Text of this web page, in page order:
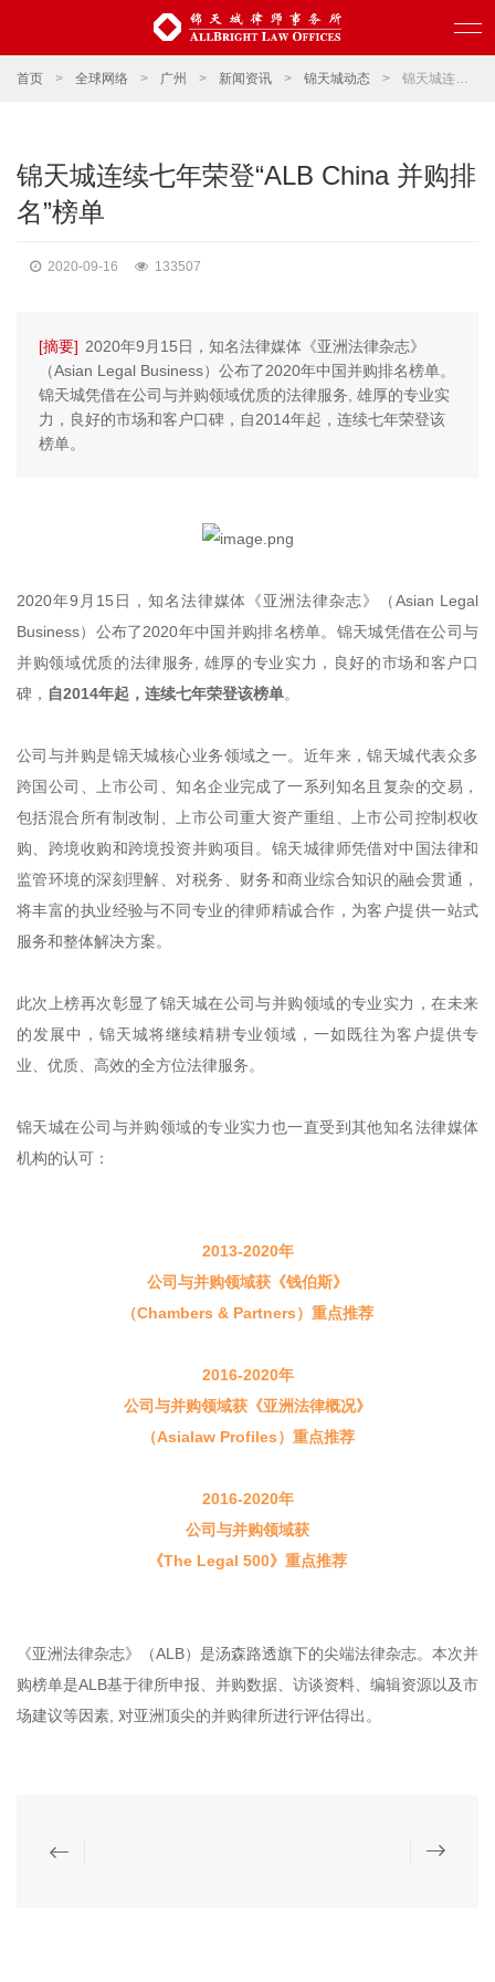
首页 > 全球网络 > 广州 > 新闻资讯 > 锦天城动态 > 锦天城连续七年荣登“ALB China 并购排名”榜单
锦天城连续七年荣登“ALB China 并购排
名”榜单
2020-09-16 133507
[摘要] 2020年9月15日，知名法律媒体《亚洲法律杂志》
（Asian Legal Business）公布了2020年中国并购排名榜单。
锦天城凭借在公司与并购领域优质的法律服务, 雄厚的专业实
力，良好的市场和客户口碑，自2014年起，连续七年荣登该
榜单。
2020年9月15日，知名法律媒体《亚洲法律杂志》（Asian Legal
Business）公布了2020年中国并购排名榜单。锦天城凭借在公司与
并购领域优质的法律服务, 雄厚的专业实力，良好的市场和客户口
碑， 自2014年起，连续七年荣登该榜单。
公司与并购是锦天城核心业务领域之一。近年来，锦天城代表众多
跨国公司、上市公司、知名企业完成了一系列知名且复杂的交易，
包括混合所有制改制、上市公司重大资产重组、上市公司控制权收
购、跨境收购和跨境投资并购项目。锦天城律师凭借对中国法律和
监管环境的深刻理解、对税务、财务和商业综合知识的融会贯通，
将丰富的执业经验与不同专业的律师精诚合作，为客户提供一站式
服务和整体解决方案。
此次上榜再次彰显了锦天城在公司与并购领域的专业实力，在未来
的发展中，锦天城将继续精耕专业领域，一如既往为客户提供专
业、优质、高效的全方位法律服务。
锦天城在公司与并购领域的专业实力也一直受到其他知名法律媒体
机构的认可：
2013-2020年
公司与并购领域获《钱伯斯》
（Chambers & Partners）重点推荐
2016-2020年
公司与并购领域获《亚洲法律概况》
（Asialaw Profiles）重点推荐
2016-2020年
公司与并购领域获
《The Legal 500》 重点推荐
《亚洲法律杂志》（ALB）是汤森路透旗下的尖端法律杂志。本次并
购榜单是ALB基于律所申报、并购数据、访谈资料、编辑资源以及市
场建议等因素, 对亚洲顶尖的并购律所进行评估得出。